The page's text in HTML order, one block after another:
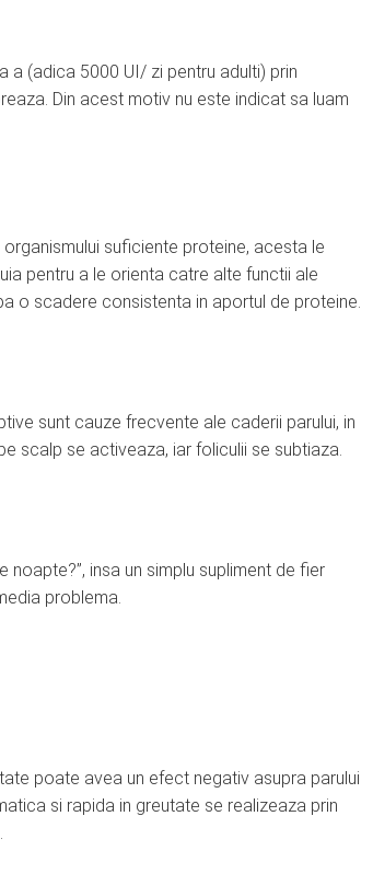
a (adica 5000 UI/ zi pentru adulti) prin
Din acest motiv nu este indicat sa luam
suficiente proteine, acesta le
pentru a le orienta catre alte functii ale
o scadere consistenta in aportul de proteine.
sunt cauze frecvente ale caderii parului, in
scalp se activeaza, iar foliculii se subtiaza.
insa un simplu supliment de fier
problema.
poate avea un efect negativ asupra parului
si rapida in greutate se realizeaza prin